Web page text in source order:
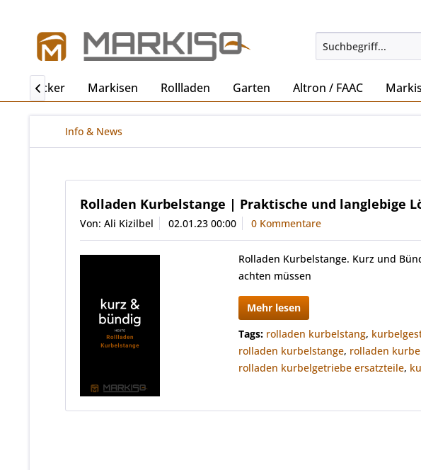
Becker Markisen Rollladen Garten Altron / FAAC

Info & News
Rolladen Kurbelstange | Praktische und langlebige
Von: Ali Kizilbel 02.01.23 00:00 0 Kommentare
Rolladen Kurbelstange. Kurz und
achten müssen
Mehr lesen
Tags: rolladen kurbelstang,
rolladen kurbelstange, rolladen
rolladen kurbelgetriebe ersatzteile,